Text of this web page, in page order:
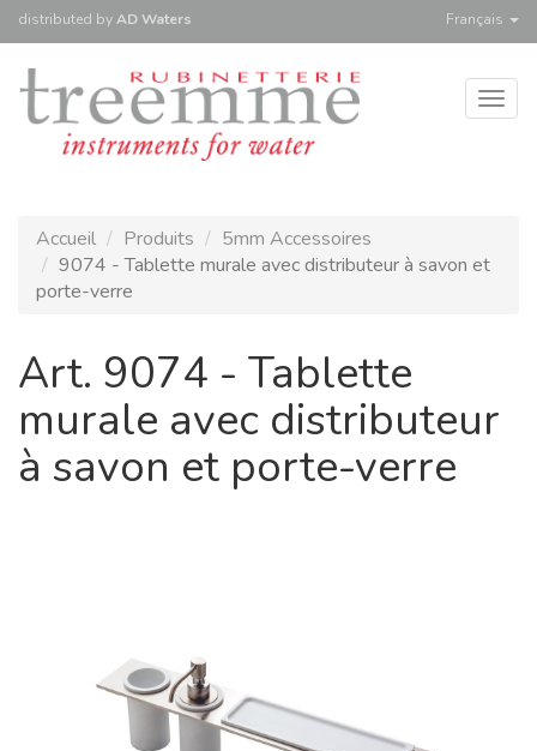
distributed byAD Waters Français
Accueil Produits
5mm Accessoires
9074 - Tablette murale avec distributeur à savon et
porte-verre
Art. 9074 - Tablette
murale avec distributeur
à savon et porte-verre